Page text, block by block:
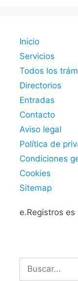
Inicio
Servicios
Todos los
Directorios
Entradas
Contacto
Aviso legal
Política de
Condiciones
Cookies
Sitemap
e.Registros
Buscar: